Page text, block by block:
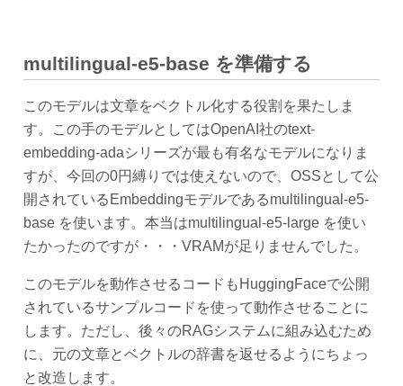
multilingual-e5-base を準備する
このモデルは文章をベクトル化する役割を果たしま
す。この手のモデルとしてはOpenAI社のtext-
embedding-adaシリーズが最も有名なモデルになりま
すが、今回の0円縛りでは使えないので、OSSとして公
開されているEmbeddingモデルであるmultilingual-e5-
base を使います。本当はmultilingual-e5-large を使い
たかったのですが・・・VRAMが足りませんでした。
このモデルを動作させるコードもHuggingFaceで公開
されているサンプルコードを使って動作させることに
します。ただし、後々のRAGシステムに組み込むため
に、元の文章とベクトルの辞書を返せるようにちょっ
と改造します。